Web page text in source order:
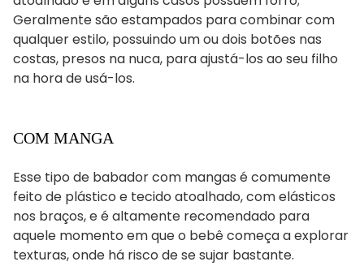
Geralmente são estampados para combinar com
qualquer estilo, possuindo um ou dois botões nas
costas, presos na nuca, para ajustá-los ao seu filho
na hora de usá-los.
COM MANGA
Esse tipo de babador com mangas é comumente
feito de plástico e tecido atoalhado, com elásticos
nos braços, e é altamente recomendado para
aquele momento em que o bebê começa a explorar
texturas, onde há risco de se sujar bastante.